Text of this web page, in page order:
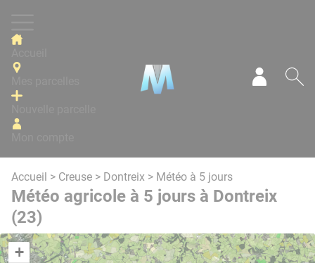
Accueil > Creuse > Dontreix > Météo à 5 jours
Météo agricole à 5 jours à Dontreix
(23)
+